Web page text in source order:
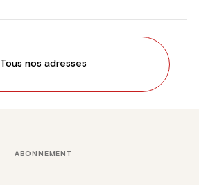
Tous nos adresses
ABONNEMENT